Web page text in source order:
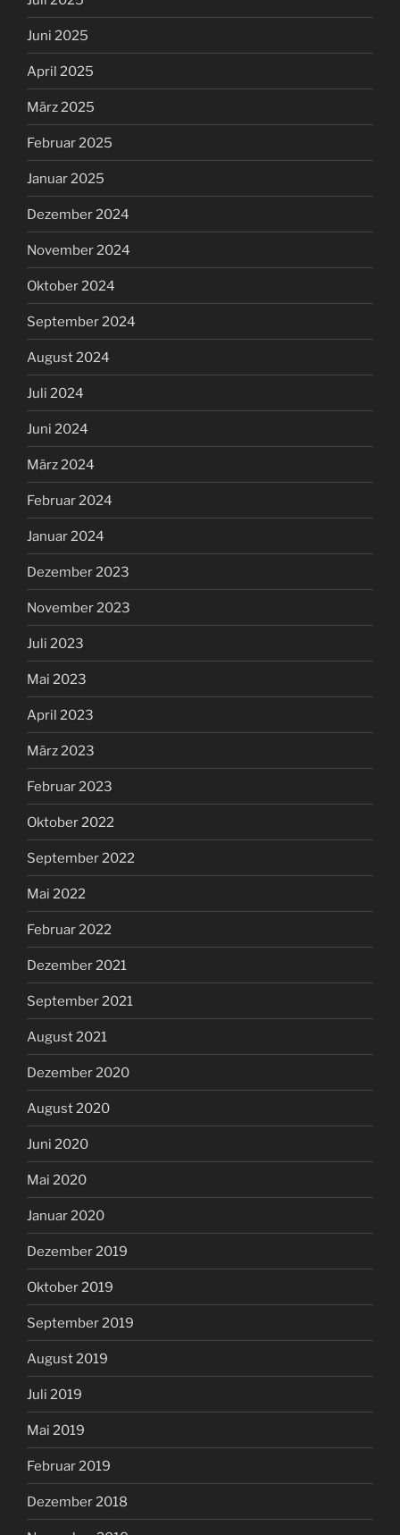
Juni 2025
April 2025
März 2025
Februar 2025
Januar 2025
Dezember 2024
November 2024
Oktober 2024
September 2024
August 2024
Juli 2024
Juni 2024
März 2024
Februar 2024
Januar 2024
Dezember 2023
November 2023
Juli 2023
Mai 2023
April 2023
März 2023
Februar 2023
Oktober 2022
September 2022
Mai 2022
Februar 2022
Dezember 2021
September 2021
August 2021
Dezember 2020
August 2020
Juni 2020
Mai 2020
Januar 2020
Dezember 2019
Oktober 2019
September 2019
August 2019
Juli 2019
Mai 2019
Februar 2019
Dezember 2018